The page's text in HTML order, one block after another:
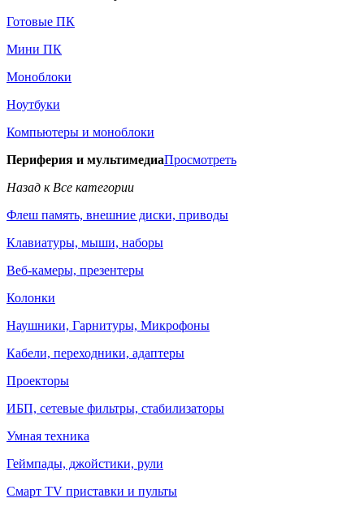
Готовые ПК
Мини ПК
Моноблоки
Ноутбуки
Компьютеры и моноблоки
Периферия и мультимедиаПросмотреть
Назад к Все категории
Флеш память, внешние диски, приводы
Клавиатуры, мыши, наборы
Веб-камеры, презентеры
Колонки
Наушники, Гарнитуры, Микрофоны
Кабели, переходники, адаптеры
Проекторы
ИБП, сетевые фильтры, стабилизаторы
Умная техника
Геймпады, джойстики, рули
Смарт TV приставки и пульты